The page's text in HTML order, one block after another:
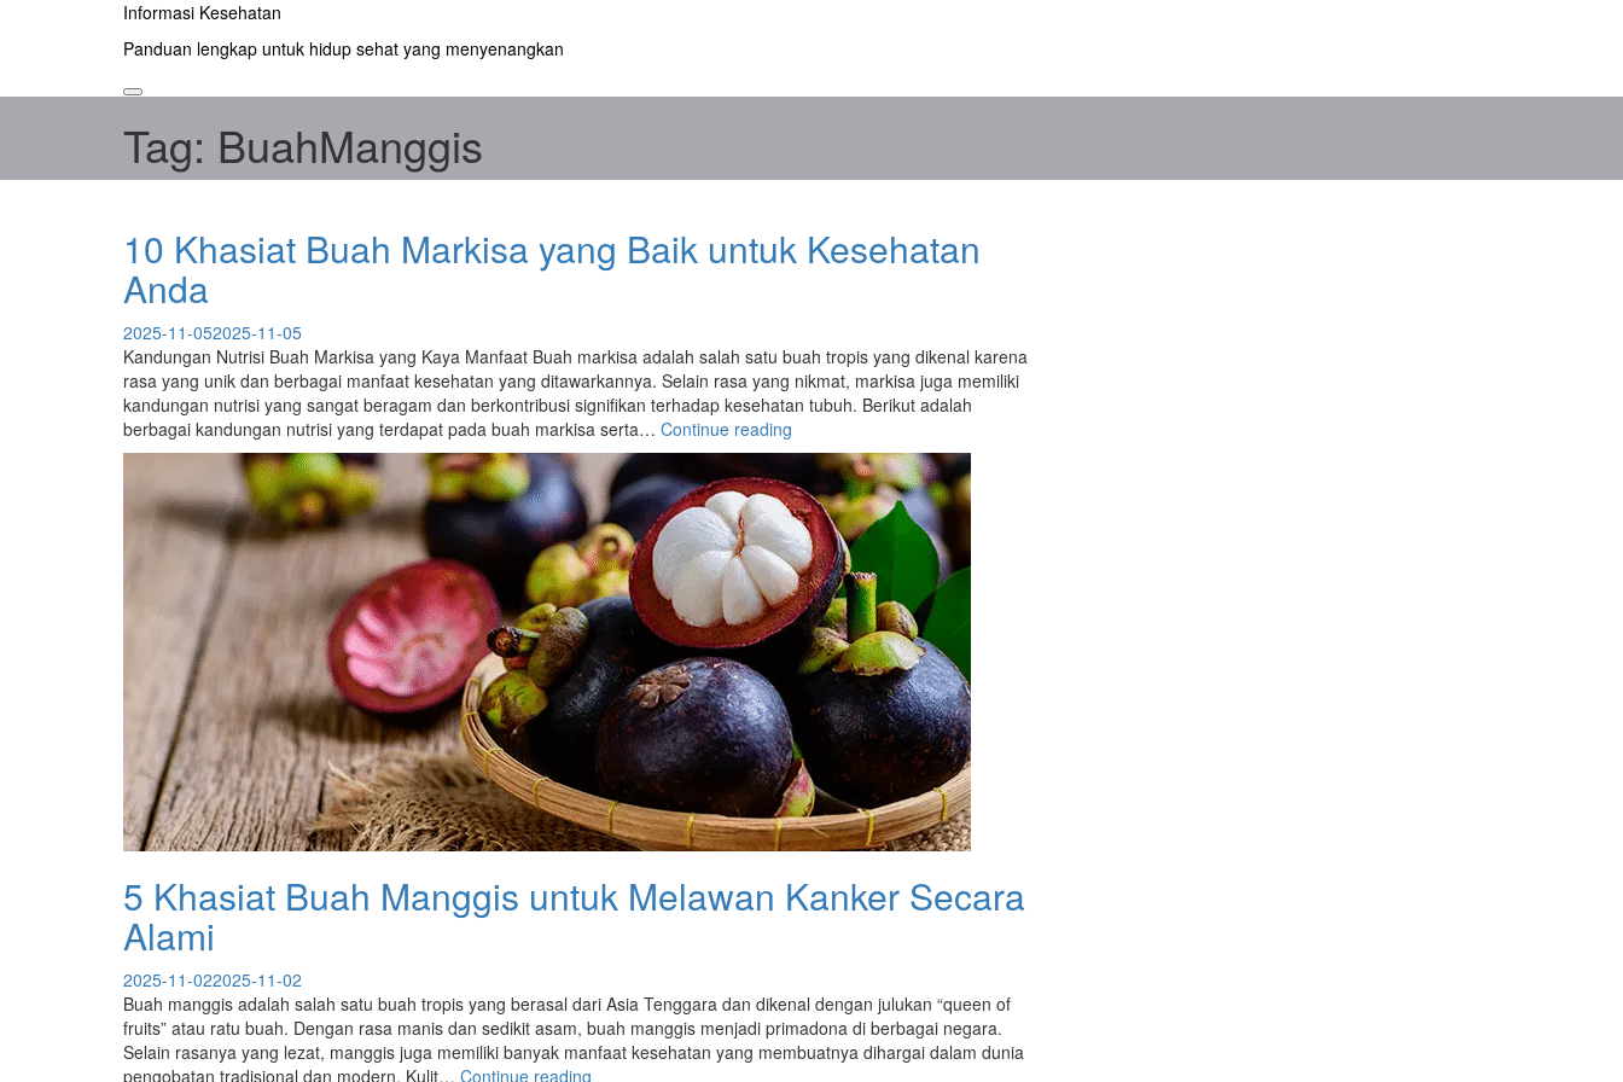
Informasi Kesehatan
Panduan lengkap untuk hidup sehat yang menyenangkan
Tag: BuahManggis
10 Khasiat Buah Markisa yang Baik untuk Kesehatan
Anda
2025-11-052025-11-05
Kandungan Nutrisi Buah Markisa yang Kaya Manfaat Buah markisa adalah salah satu buah tropis yang dikenal karena
rasa yang unik dan berbagai manfaat kesehatan yang ditawarkannya. Selain rasa yang nikmat, markisa juga memiliki
kandungan nutrisi yang sangat beragam dan berkontribusi signifikan terhadap kesehatan tubuh. Berikut adalah
berbagai kandungan nutrisi yang terdapat pada buah markisa serta… Continue reading
Khasiat
Buah
Markisa
yang
Baik
untuk
Kesehatan
Anda”
5 Khasiat Buah Manggis untuk Melawan Kanker Secara
Alami
2025-11-022025-11-02
Buah manggis adalah salah satu buah tropis yang berasal dari Asia Tenggara dan dikenal dengan julukan “queen of
fruits” atau ratu buah. Dengan rasa manis dan sedikit asam, buah manggis menjadi primadona di berbagai negara.
Selain rasanya yang lezat, manggis juga memiliki banyak manfaat kesehatan yang membuatnya dihargai dalam dunia
pengobatan tradisional dan modern. Kulit… Continue reading